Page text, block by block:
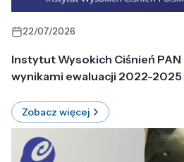
22/07/2026
Instytut Wysokich Ciśnień
wynikami ewaluacji 2022-2025
Zobacz więcej